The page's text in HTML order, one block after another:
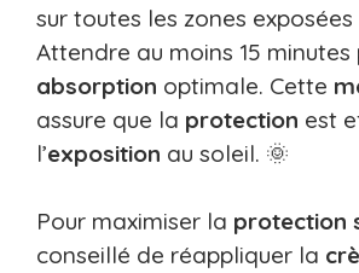
sur toutes les zones
Attendre au moins 15 minutes
absorption optimale. Cette
assure que la protection est
l’exposition au soleil. 🌞
Pour maximiser la protection
conseillé de réappliquer la